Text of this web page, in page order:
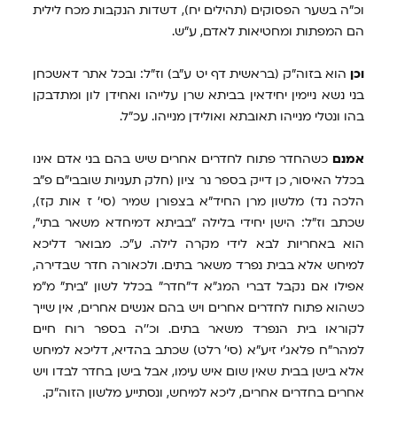
וכ"ה בשער הפסוקים (תהילים יח), דשדות הנקבות מכח לילית
הם המפתות ומחטיאות לאדם, ע"ש.
וכן הוא בזוה"ק (בראשית דף יט ע"ב) וז"ל: ובכל אתר דאשכחן
בני נשא ניימין יחידאין בביתא שרן עלייהו ואחידן לון ומתדבקן
בהו ונטלי מנייהו תאובתא ואולידן מנייהו. עכ"ל.
אמנם כשהחדר פתוח לחדרים אחרים שיש בהם בני אדם אינו
בכלל האיסור, כן דייק בספר נר ציון (חלק תעניות שובבי"ם פ"ב
הלכה נד) מלשון מרן החיד"א בצפורן שמיר (סי' ז אות קז),
שכתב וז"ל: הישן יחידי בלילה "בביתא דמיחדא משאר בתי",
הוא באחריות לבא לידי מקרה לילה. ע"כ. מבואר דליכא
למיחש אלא בבית נפרד משאר בתים. ולכאורה חדר שבדירה,
אפילו אם נקבל דברי המג"א ד"חדר" בכלל לשון "בית" מ"מ
כשהוא פתוח לחדרים אחרים ויש בהם אנשים אחרים, אין שייך
לקוראו בית הנפרד משאר בתים. וכ''ה בספר רוח חיים
למהר"ח פלאג'י זיע"א (סי' רלט) שכתב בהדיא, דליכא למיחש
אלא בישן בבית שאין שום איש עימו, אבל בישן בחדר לבדו ויש
אחרים בחדרים אחרים, ליכא למיחש, ונסתייע מלשון הזוה"ק.